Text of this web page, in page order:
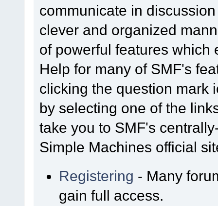
communicate in
clever and organized
of powerful features which
Help for many of SMF's
clicking the question mark
by selecting one of the
take you to SMF's
Simple Machines official
Registering - Many
gain full access.